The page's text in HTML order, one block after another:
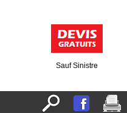
Sauf Sinistre